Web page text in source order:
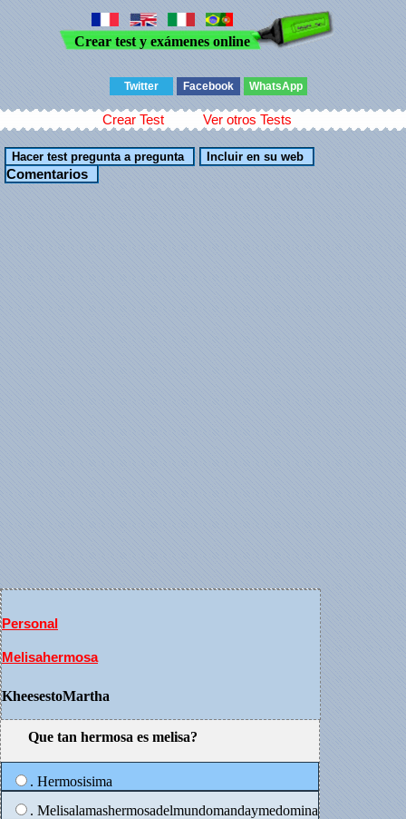
Crear test y exámenes online
Twitter Facebook WhatsApp
Crear Test Ver otros Tests
Comentarios
Personal
Melisahermosa
KheesestoMartha
Que tan hermosa es melisa?
. Hermosisima
. Melisalamashermosadelmundomandaymedomina